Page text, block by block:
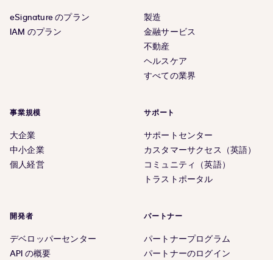
eSignature のプラン
IAM のプラン
製造
金融サービス
不動産
ヘルスケア
すべての業界
事業規模
大企業
中小企業
個人経営
サポート
サポートセンター
カスタマーサクセス（英語）
コミュニティ（英語）
トラストポータル
開発者
デベロッパーセンター
API の概要
パートナー
パートナープログラム
パートナーのログイン